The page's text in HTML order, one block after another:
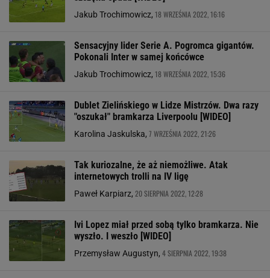
Jakub Trochimowicz, 18 WRZEŚNIA 2022, 16:16
Sensacyjny lider Serie A. Pogromca gigantów.
Pokonali Inter w samej końcówce
Jakub Trochimowicz, 18 WRZEŚNIA 2022, 15:36
Dublet Zielińskiego w Lidze Mistrzów. Dwa razy
"oszukał" bramkarza Liverpoolu [WIDEO]
Karolina Jaskulska, 7 WRZEŚNIA 2022, 21:26
Tak kuriozalne, że aż niemożliwe. Atak
internetowych trolli na IV ligę
Paweł Karpiarz, 20 SIERPNIA 2022, 12:28
Ivi Lopez miał przed sobą tylko bramkarza. Nie
wyszło. I weszło [WIDEO]
Przemysław Augustyn, 4 SIERPNIA 2022, 19:38